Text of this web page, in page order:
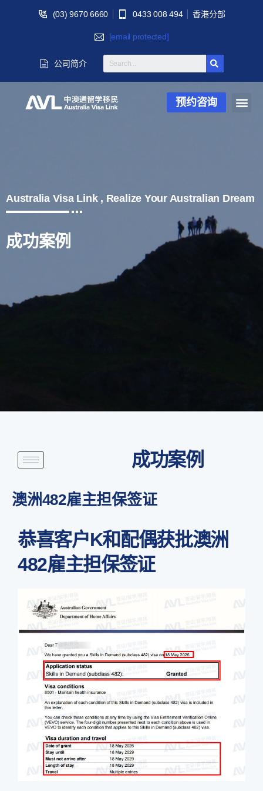
(03) 9670 6660 0433 008 494 香港分部
[email protected]
公司简介
预约咨询
Australia Visa Link , Realize Your Australian Dream
成功案例
成功案例
澳洲482雇主担保签证
恭喜客户K和配偶获批澳洲
482雇主担保签证